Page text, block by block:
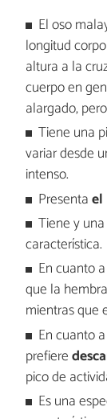
El oso
longitud
altura a la
cuerpo en
alargado,
Tiene una
variar desde
intenso.
Presentael
Tiene y una
característica.
En cuanto
que la
mientras que
En cuanto
prefiere
pico de
Es una